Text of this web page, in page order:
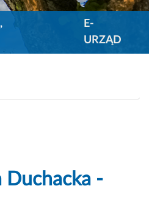
E-
URZĄD
Duchacka -